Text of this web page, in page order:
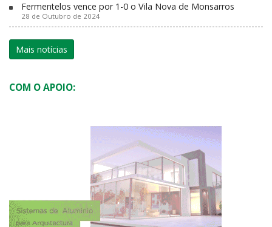
Fermentelos vence por 1-0 o Vila Nova de Monsarros
28 de Outubro de 2024
Mais notícias
COM O APOIO: